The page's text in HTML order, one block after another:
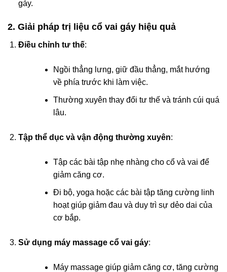
gáy.
2. Giải pháp trị liệu cổ vai gáy hiệu quả
Điều chỉnh tư thế:
Ngồi thẳng lưng, giữ đầu thẳng, mắt hướng
về phía trước khi làm việc.
Thường xuyên thay đổi tư thế và tránh cúi quá
lâu.
Tập thể dục và vận động thường xuyên:
Tập các bài tập nhẹ nhàng cho cổ và vai để
giảm căng cơ.
Đi bộ, yoga hoặc các bài tập tăng cường linh
hoạt giúp giảm đau và duy trì sự dẻo dai của
cơ bắp.
Sử dụng máy massage cổ vai gáy:
Máy massage giúp giảm căng cơ, tăng cường